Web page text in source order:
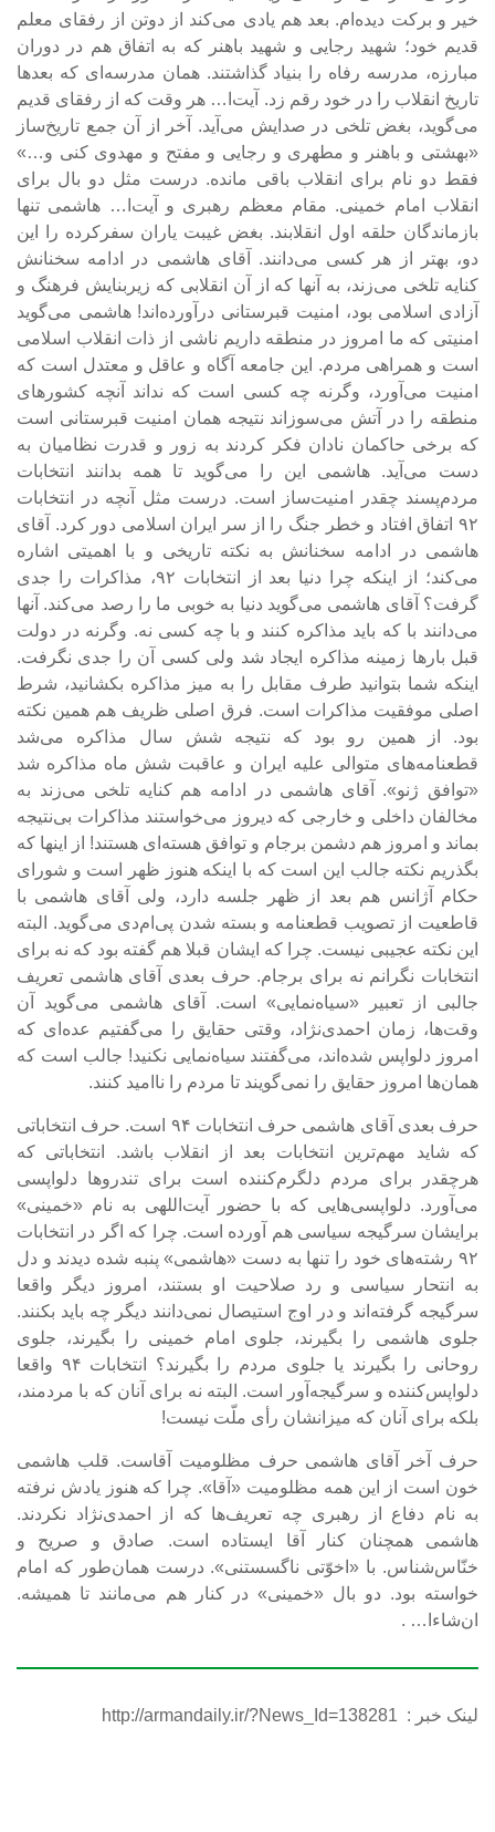
خیر و برکت دیده‌ام. بعد هم یادی می‌کند از دوتن از رفقای معلم
قدیم خود؛ شهید رجایی و شهید باهنر که به اتفاق هم در دوران
مبارزه، مدرسه رفاه را بنیاد گذاشتند. همان مدرسه‌ای که بعدها
تاریخ انقلاب را در خود رقم زد. آیت‌ا… هر وقت که از رفقای قدیم
می‌گوید، بغض تلخی در صدایش می‌آید. آخر از آن جمع تاریخ‌ساز
«بهشتی و باهنر و مطهری و رجایی و مفتح و مهدوی کنی و…»
فقط دو نام برای انقلاب باقی مانده. درست مثل دو بال برای
انقلاب امام خمینی. مقام معظم رهبری و آیت‌ا… هاشمی تنها
بازماندگان حلقه اول انقلابند. بغض غیبت یاران سفرکرده را این
دو، بهتر از هر کسی می‌دانند. آقای هاشمی در ادامه سخنانش
کنایه تلخی می‌زند، به آنها که از آن انقلابی که زیربنایش فرهنگ و
آزادی اسلامی بود، امنیت قبرستانی درآورده‌اند! هاشمی می‌گوید
امنیتی که ما امروز در منطقه داریم ناشی از ذات انقلاب اسلامی
است و همراهی مردم. این جامعه آگاه و عاقل و معتدل است که
امنیت می‌آورد، وگرنه چه کسی است که نداند آنچه کشورهای
منطقه را در آتش می‌سوزاند نتیجه همان امنیت قبرستانی است
که برخی حاکمان نادان فکر کردند به زور و قدرت نظامیان به
دست می‌آید. هاشمی این را می‌گوید تا همه بدانند انتخابات
مردم‌پسند چقدر امنیت‌ساز است. درست مثل آنچه در انتخابات
۹۲ اتفاق افتاد و خطر جنگ را از سر ایران اسلامی دور کرد. آقای
هاشمی در ادامه سخنانش به نکته تاریخی و با اهمیتی اشاره
می‌کند؛ از اینکه چرا دنیا بعد از انتخابات ۹۲، مذاکرات را جدی
گرفت؟ آقای هاشمی می‌گوید دنیا به خوبی ما را رصد می‌کند. آنها
می‌دانند با که باید مذاکره کنند و با چه کسی نه. وگرنه در دولت
قبل بارها زمینه مذاکره ایجاد شد ولی کسی آن را جدی نگرفت.
اینکه شما بتوانید طرف مقابل را به میز مذاکره بکشانید، شرط
اصلی موفقیت مذاکرات است. فرق اصلی ظریف هم همین نکته
بود. از همین رو بود که نتیجه شش سال مذاکره می‌شد
قطعنامه‌های متوالی علیه ایران و عاقبت شش ماه مذاکره شد
«توافق ژنو». آقای هاشمی در ادامه هم کنایه تلخی می‌زند به
مخالفان داخلی و خارجی که دیروز می‌خواستند مذاکرات بی‌نتیجه‌
بماند و امروز هم دشمن برجام و توافق هسته‌ای هستند! از اینها که
بگذریم نکته جالب این است که با اینکه هنوز ظهر است و شورای
حکام آژانس هم بعد از ظهر جلسه دارد، ولی آقای هاشمی با
قاطعیت از تصویب قطعنامه و بسته شدن پی‌ام‌دی می‌گوید. البته
این نکته عجیبی نیست. چرا که ایشان قبلا هم گفته بود که نه برای
انتخابات نگرانم نه برای برجام. حرف بعدی آقای هاشمی تعریف
جالبی از تعبیر «سیاه‌نمایی» است. آقای هاشمی می‌گوید آن
وقت‌ها، زمان احمدی‌نژاد، وقتی حقایق را می‌گفتیم عده‌ای که
امروز دلواپس شده‌اند، می‌گفتند سیاه‌نمایی نکنید! جالب است که
همان‌ها امروز حقایق را نمی‌گویند تا مردم را ناامید کنند.
حرف بعدی آقای هاشمی حرف انتخابات ۹۴ است. حرف انتخاباتی
که شاید مهم‌ترین انتخابات بعد از انقلاب باشد. انتخاباتی که
هرچقدر برای مردم دلگرم‌کننده است برای تندروها دلواپسی
می‌آورد. دلواپسی‌هایی که با حضور آیت‌اللهی به نام «خمینی»
برایشان سرگیجه سیاسی هم آورده است. چرا که اگر در انتخابات
۹۲ رشته‌های خود را تنها به دست «هاشمی» پنبه شده دیدند و دل
به انتحار سیاسی و رد صلاحیت او بستند، امروز دیگر واقعا
سرگیجه گرفته‌اند و در اوج استیصال نمی‌دانند دیگر چه باید بکنند.
جلوی هاشمی را بگیرند، جلوی امام خمینی را بگیرند، جلوی
روحانی را بگیرند یا جلوی مردم را بگیرند؟ انتخابات ۹۴ واقعا
دلواپس‌کننده و سرگیجه‌آور است. البته نه برای آنان که با مردمند،
بلکه برای آنان که میزانشان رأی ملّت نیست!
حرف آخر آقای هاشمی حرف مظلومیت آقاست. قلب هاشمی
خون است از این همه مظلومیت «آقا». چرا که هنوز یادش نرفته
به نام دفاع از رهبری چه تعریف‌ها که از احمدی‌نژاد نکردند.
هاشمی همچنان کنار آقا ایستاده است. صادق و صریح و
خنّاس‌شناس. با «اخوّتی ناگسستنی». درست همان‌طور که امام
خواسته بود. دو بال «خمینی» در کنار هم می‌مانند تا همیشه.
ان‌شاء‌ا… .
لینک خبر : http://armandaily.ir/?News_Id=138281